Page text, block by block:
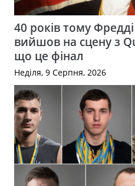
40 років тому
вийшов на сцену з
що це фінал
Неділя, 9 Серпня, 2026